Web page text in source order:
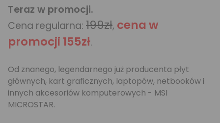
Teraz w promocji.
Cena regularna: 199zł, cena w
promocji 155zł.
Od znanego, legendarnego już producenta płyt
głównych, kart graficznych, laptopów, netbooków i
innych akcesoriów komputerowych - MSI
MICROSTAR.